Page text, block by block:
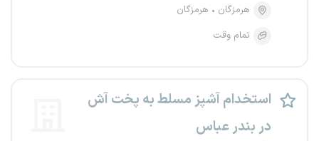
هرمزگان
هرمزگان
تمام وقت
استخدام آشپز مسلط به پخت آش
در بندر عباس